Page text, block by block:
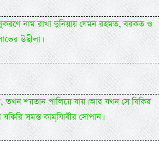
নাম রাখা দুনিয়ায় যেমন রহমত, বরকত ও
উছীলা।
শয়তান পালিয়ে যায়। আর যখন সে যিকির
সমস্ত কামযি়াবীর সোপান।